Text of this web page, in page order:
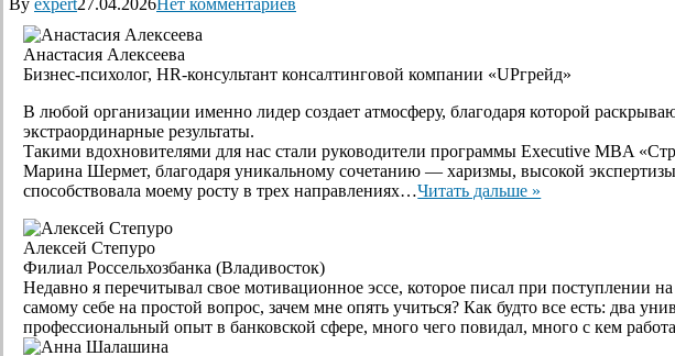
By expert27.04.2026Нет комментариев
Анастасия Алексеева
Бизнес-психолог, HR-консультант консалтинговой компании «UPгрейд»
В любой организации именно лидер создает атмосферу, благодаря которой
экстраординарные результаты.
Такими вдохновителями для нас стали руководители программы Executive MBA
Марина Шермет, благодаря уникальному сочетанию — харизмы, высокой
способствовала моему росту в трех направлениях…Читать дальше »
Алексей Степуро
Филиал Россельхозбанка (Владивосток)
Недавно я перечитывал свое мотивационное эссе, которое писал при поступлении
самому себе на простой вопрос, зачем мне опять учиться? Как будто все есть: два
профессиональный опыт в банковской сфере, много чего повидал, много с кем